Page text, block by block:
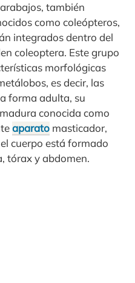
también
como coleópteros,
integrados dentro del
coleoptera. Este grupo
morfológicas
es decir, las
forma adulta, su
conocida como
aparato masticador,
cuerpo está formado
tórax y abdomen.